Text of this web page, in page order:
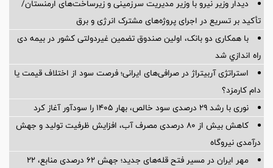
دیدار وزیر نیرو با وزیر مدیریت سرزمینی و زیرساخت‌های ارمنستان/
تأکید بر تسریع در اجرای پروژه‌های مشترک انرژی و برق
با همکاری دو بانک، اولین صندوق تضمین غیردولتی کشور در بیمه دی
راه اندازي شد
استراتژی آربیتراژ در صرافی‌های ایرانی؛ فرصت سود از اختلاف قیمت یا
دام کارمزد؟
نوری با رشد ۲۹ درصدی سود خالص، بهار ۱۴۰۵ را سودآور آغاز کرد
کاهش بیش از ۸۰ درصدی مصرف آب، افزایش ظرفیت تولید و جهش
درآمدی نیروگاه
مهر ایران در مسیر فتح قله‌های جدید؛ جهش ۶۲ درصدی منابع، ۲۲